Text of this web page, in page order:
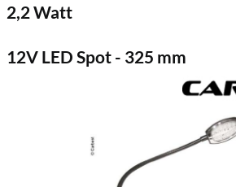
2,2 Watt
12V LED Spot - 325 mm